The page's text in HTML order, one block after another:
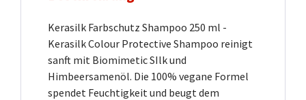
Kerasilk Farbschutz Shampoo 250 ml -
Kerasilk Colour Protective Shampoo reinigt
sanft mit Biomimetic SIlk und
Himbeersamenöl. Die 100% vegane Formel
spendet Feuchtigkeit und beugt dem